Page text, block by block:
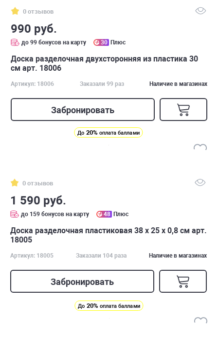
0 отзывов
990 руб.
до 99 бонусов на карту 30 Плюс
Доска разделочная двухсторонняя из пластика 30
см арт. 18006
Артикул: 18006 Заказали 99 раз Наличие в магазинах
Забронировать
До 20% оплата баллами
0 отзывов
1 590 руб.
до 159 бонусов на карту 48 Плюс
Доска разделочная пластиковая 38 х 25 х 0,8 см арт.
18005
Артикул: 18005 Заказали 104 раза Наличие в магазинах
Забронировать
До 20% оплата баллами